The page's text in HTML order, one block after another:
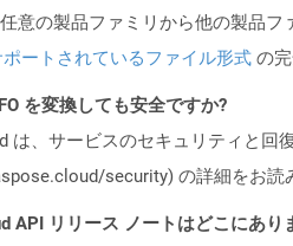
意の製品ファミリから他の製品フ
ポートされているファイル形式 の
を変換しても安全ですか?
は、サービスのセキュリティと
security) の詳細をお読
API リリース ノートはどこにあり